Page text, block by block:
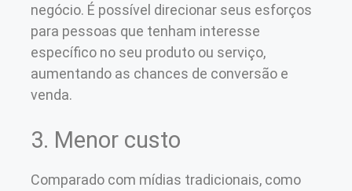
negócio. É possível direcionar seus esforços
para pessoas que tenham interesse
específico no seu produto ou serviço,
aumentando as chances de conversão e
venda.
3. Menor custo
Comparado com mídias tradicionais, como